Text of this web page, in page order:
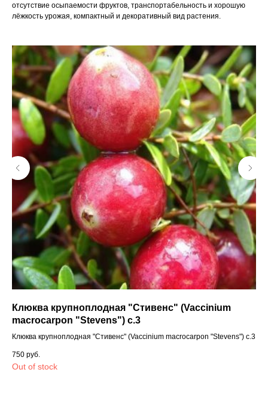
отсутствие осыпаемости фруктов, транспортабельность и хорошую
лёжкость урожая, компактный и декоративный вид растения.
Клюква крупноплодная "Стивенс" (Vaccinium
macrocarpon "Stevens") с.3
Клюква крупноплодная "Стивенс" (Vaccinium macrocarpon "Stevens") с.3
750 руб.
Out of stock